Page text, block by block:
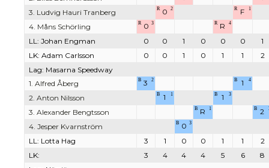
3. Ludvig Hauri Tranberg R 0 2 R F 1
4. Måns Schörling R 0 3 R R 4
LL: Johan Engman 0 0 1 0 0 0
1
LK: Adam Carlsson
0 0 1 0 1 1
2
Lag: Masarna Speedway
1. Alfred Åberg
B 3 2 B 1 4
2. Anton Nilsson B 1 1 B 1 3
3. Alexander Bengtsson B R 1 B 2
4. Jesper Kvarnström B 0 3
LL: Lotta Hag 3 1 0 0 1 1
2
LK:
3 4 4 4 5 6
8